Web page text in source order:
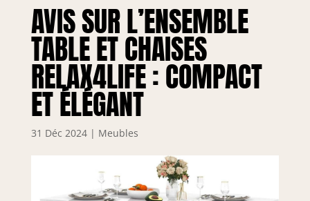
AVIS SUR L’ENSEMBLE
TABLE ET CHAISES
RELAX4LIFE : COMPACT
ET ÉLÉGANT
31 Déc 2024| Meubles